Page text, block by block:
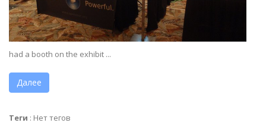
had a booth on the exhibit ...
Далее
Теги : Нет тегов